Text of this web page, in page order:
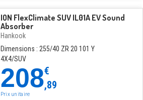
ION FlexClimate SUV IL01A EV Sound
Absorber
Hankook
Dimensions : 255/40 ZR 20 101 Y
4X4/SUV
208€
,89
Prix unitaire